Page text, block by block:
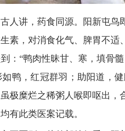
人讲，药食同源。阳新屯
素，对消食化气、脾胃不
：“鸭肉性昧甘、寒，填骨
鸭，红冠群羽；助阳道，
极糜烂之稀粥人喉即呕出
有此类医案记载。